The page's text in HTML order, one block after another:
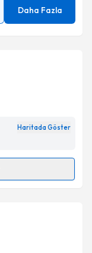
Daha Fazla
Haritada Göster
talebi oluşturun.
bir takvim